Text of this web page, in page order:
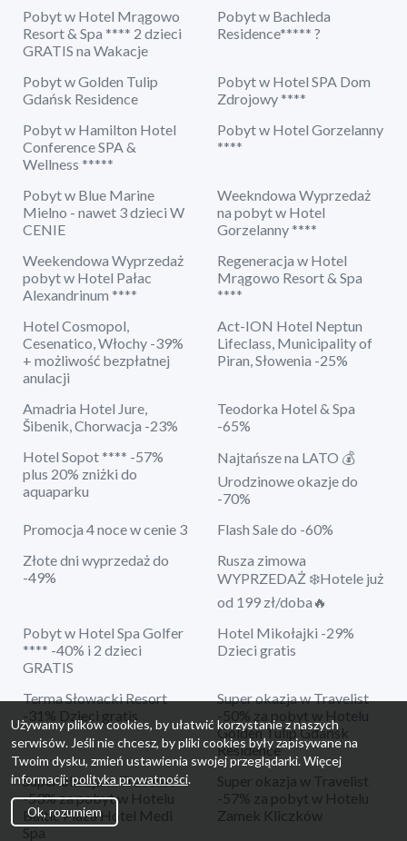
Pobyt w Hotel Mrągowo
Resort & Spa **** 2 dzieci
GRATIS na Wakacje
Pobyt w Bachleda
Residence***** ?
Pobyt w Golden Tulip
Gdańsk Residence
Pobyt w Hotel SPA Dom
Zdrojowy ****
Pobyt w Hamilton Hotel
Conference SPA &
Wellness *****
Pobyt w Hotel Gorzelanny
****
Pobyt w Blue Marine
Mielno - nawet 3 dzieci W
CENIE
Weekndowa Wyprzedaż
na pobyt w Hotel
Gorzelanny ****
Weekendowa Wyprzedaż
pobyt w Hotel Pałac
Alexandrinum ****
Regeneracja w Hotel
Mrągowo Resort & Spa
****
Hotel Cosmopol,
Cesenatico, Włochy -39%
+ możliwość bezpłatnej
anulacji
Act-ION Hotel Neptun
Lifeclass, Municipality of
Piran, Słowenia -25%
Amadria Hotel Jure,
Šibenik, Chorwacja -23%
Teodorka Hotel & Spa
-65%
Hotel Sopot **** -57%
plus 20% zniżki do
aquaparku
Najtańsze na LATO 💰
Urodzinowe okazje do
-70%
Promocja 4 noce w cenie 3
Flash Sale do -60%
Złote dni wyprzedaż do
-49%
Rusza zimowa
WYPRZEDAŻ ❄️Hotele już
od 199 zł/doba🔥
Pobyt w Hotel Spa Golfer
**** -40% i 2 dzieci
GRATIS
Hotel Mikołajki -29%
Dzieci gratis
Terma Słowacki Resort
-31% Dzieci gratis
Super okazja w Travelist
-50% za pobyt w Hotelu
Golden Tulip Gdańsk
Residence
Super okazja w Travelist
-53% za pobyt w Hotelu
Baltic Plaza Hotel Medi
Spa
Super okazja w Travelist
-57% za pobyt w Hotelu
Zamek Kliczków
Używamy plików cookies, by ułatwić korzystanie z naszych
serwisów. Jeśli nie chcesz, by pliki cookies były zapisywane na
Twoim dysku, zmień ustawienia swojej przeglądarki. Więcej
informacji:polityka prywatności.
Ok, rozumiem